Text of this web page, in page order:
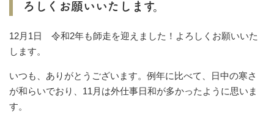
ろしくお願いいたします。
12月1日 令和2年も師走を迎えました！よろしくお願いいた
します。
いつも、ありがとうございます。例年に比べて、日中の寒さ
が和らいでおり、11月は外仕事日和が多かったように思いま
す。